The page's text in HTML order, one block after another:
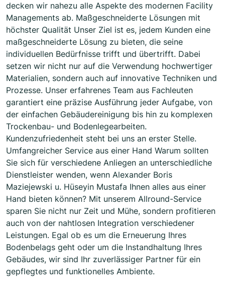
decken wir nahezu alle Aspekte des modernen Facility
Managements ab. Maßgeschneiderte Lösungen mit
höchster Qualität Unser Ziel ist es, jedem Kunden eine
maßgeschneiderte Lösung zu bieten, die seine
individuellen Bedürfnisse trifft und übertrifft. Dabei
setzen wir nicht nur auf die Verwendung hochwertiger
Materialien, sondern auch auf innovative Techniken und
Prozesse. Unser erfahrenes Team aus Fachleuten
garantiert eine präzise Ausführung jeder Aufgabe, von
der einfachen Gebäudereinigung bis hin zu komplexen
Trockenbau- und Bodenlegearbeiten.
Kundenzufriedenheit steht bei uns an erster Stelle.
Umfangreicher Service aus einer Hand Warum sollten
Sie sich für verschiedene Anliegen an unterschiedliche
Dienstleister wenden, wenn Alexander Boris
Maziejewski u. Hüseyin Mustafa Ihnen alles aus einer
Hand bieten können? Mit unserem Allround-Service
sparen Sie nicht nur Zeit und Mühe, sondern profitieren
auch von der nahtlosen Integration verschiedener
Leistungen. Egal ob es um die Erneuerung Ihres
Bodenbelags geht oder um die Instandhaltung Ihres
Gebäudes, wir sind Ihr zuverlässiger Partner für ein
gepflegtes und funktionelles Ambiente.